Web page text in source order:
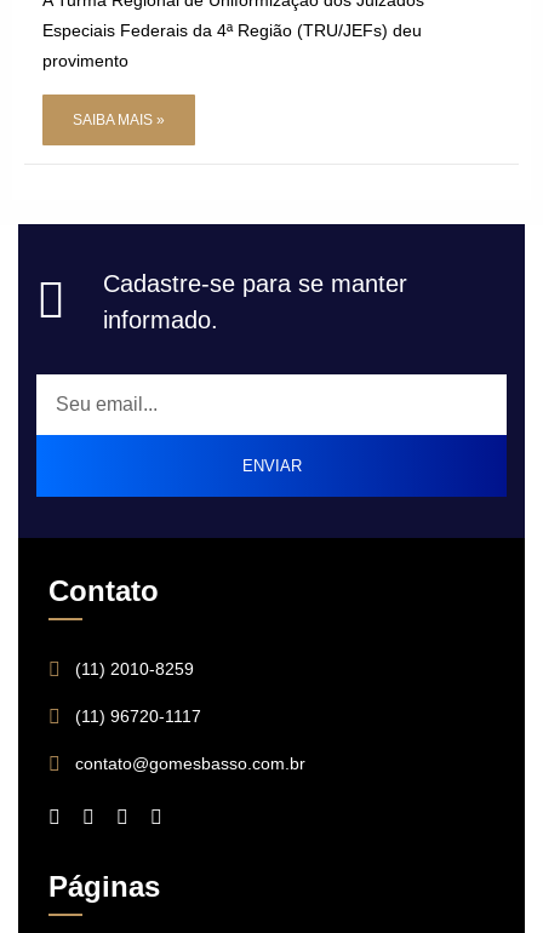
Especiais Federais da 4ª Região (TRU/JEFs) deu
provimento
SAIBA MAIS »
Cadastre-se para se manter
informado.
ENVIAR
Contato
(11) 2010-8259
(11) 96720-1117
contato@gomesbasso.com.br
Páginas